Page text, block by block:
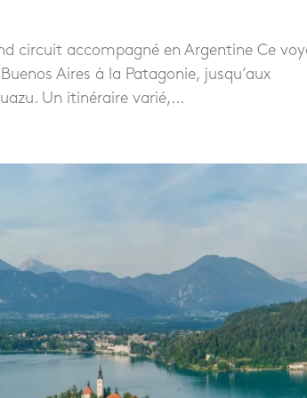
circuit accompagné en Argentine Ce
Aires à la Patagonie, jusqu’aux
Un itinéraire varié,...